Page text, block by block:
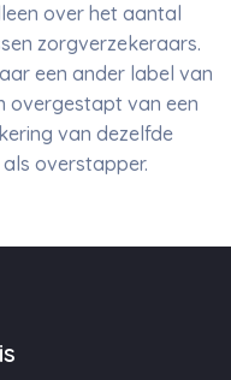
over het aantal
zorgverzekeraars.
een ander label van
overgestapt van een
van dezelfde
overstapper.